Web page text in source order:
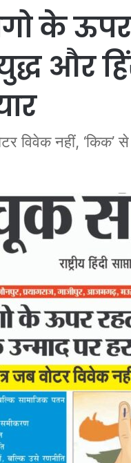
के ऊपर
और
विवेक नहीं, ‘किक’